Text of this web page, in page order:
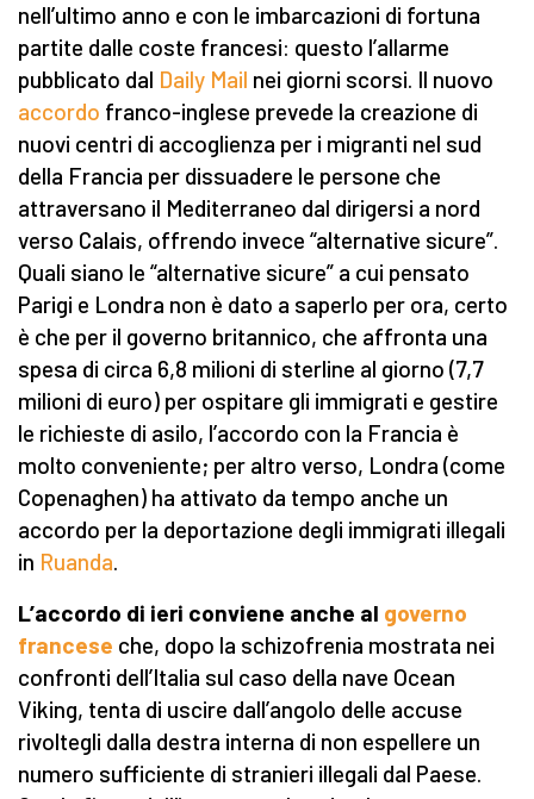
nell’ultimo anno e con le imbarcazioni di fortuna
partite dalle coste francesi: questo l’allarme
pubblicato dal Daily Mail nei giorni scorsi. Il nuovo
accordo franco-inglese prevede la creazione di
nuovi centri di accoglienza per i migranti nel sud
della Francia per dissuadere le persone che
attraversano il Mediterraneo dal dirigersi a nord
verso Calais, offrendo invece “alternative sicure”.
Quali siano le “alternative sicure” a cui pensato
Parigi e Londra non è dato a saperlo per ora, certo
è che per il governo britannico, che affronta una
spesa di circa 6,8 milioni di sterline al giorno (7,7
milioni di euro) per ospitare gli immigrati e gestire
le richieste di asilo, l’accordo con la Francia è
molto conveniente; per altro verso, Londra (come
Copenaghen) ha attivato da tempo anche un
accordo per la deportazione degli immigrati illegali
in Ruanda.
L’accordo di ieri conviene anche al governo
francese che, dopo la schizofrenia mostrata nei
confronti dell’Italia sul caso della nave Ocean
Viking, tenta di uscire dall’angolo delle accuse
rivoltegli dalla destra interna di non espellere un
numero sufficiente di stranieri illegali dal Paese.